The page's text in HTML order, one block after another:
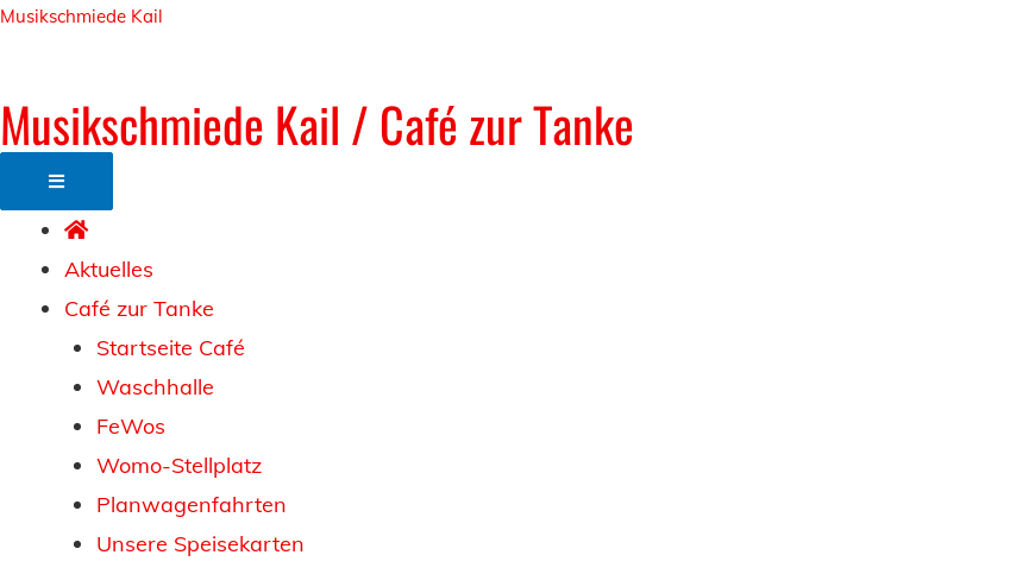
Zum
Musikschmiede Kail
Musikschmiede Kail / Café zur Tanke
Aktuelles
Café zur Tanke
Startseite Café
Waschhalle
FeWos
Womo-Stellplatz
Planwagenfahrten
Unsere Speisekarten